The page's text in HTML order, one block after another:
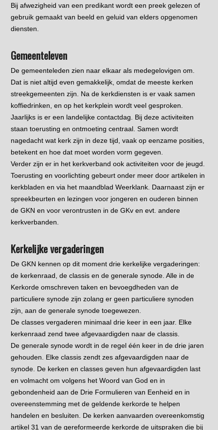
Bij afwezigheid van een predikant wordt een preek gelezen of
gebruik gemaakt van beeld en geluid van elders opgenomen
diensten.
Gemeenteleven
De gemeenteleden zien naar elkaar als medegelovigen om.
Dat is niet altijd even gemakkelijk, omdat de meeste kerken
streekgemeenten zijn. Na de kerkdiensten is er vaak samen
koffiedrinken, en op het kerkplein wordt veel gesproken.
Jaarlijks is er een landelijke contactdag. Bij deze activiteiten
staan toerusting en ontmoeting centraal. Samen wordt
nagedacht wat kerk zijn in deze tijd, vaak op eenzame posities,
betekent en hoe dat moet worden vorm gegeven.
Verder zijn er in het kerkverband ook activiteiten voor de jeugd.
Toerusting en voorlichting gebeurt onder meer door artikelen in
kerkbladen en via het maandblad Weerklank. Daarnaast zijn er
spreekbeurten en lezingen voor jongeren en ouderen binnen
de GKN en voor verontrusten in de GKv en evt. andere
kerkverbanden.
Kerkelijke vergaderingen
De GKN kennen op dit moment drie kerkelijke vergaderingen:
de kerkenraad, de classis en de generale synode. Alle in de
Kerkorde omschreven taken en bevoegdheden van de
particuliere synode zijn zolang er geen particuliere synoden
zijn, aan de generale synode toegewezen.
De classes vergaderen minimaal drie keer in een jaar. Elke
kerkenraad zend twee afgevaardigden naar de classis.
De generale synode wordt in de regel één keer in de drie jaren
gehouden. Elke classis zendt zes afgevaardigden naar de
synode. De kerken en classes geven hun afgevaardigden last
en volmacht om volgens het Woord van God en in
gebondenheid aan de Drie Formulieren van Eenheid en in
overeenstemming met de geldende kerkorde te helpen
handelen en besluiten. De kerken aanvaarden overeenkomstig
artikel 31 van de gereformeerde kerkorde de uitspraken die bij